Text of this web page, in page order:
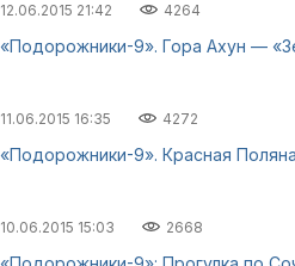
12.06.2015 21:42 4264
«Подорожники-9». Гора Ахун —
11.06.2015 16:35 4272
«Подорожники-9». Красная
10.06.2015 15:03 2668